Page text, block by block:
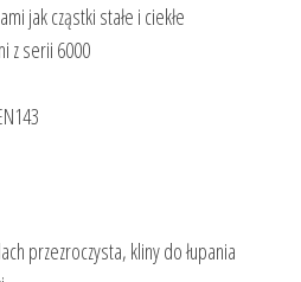
jak cząstki stałe i ciekłe
z serii 6000
przezroczysta, kliny do łupania